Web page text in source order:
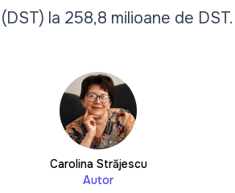
la 258,8 milioane de DST.
Carolina Străjescu
Autor